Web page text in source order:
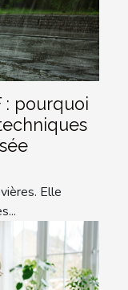
: pourquoi
Elle